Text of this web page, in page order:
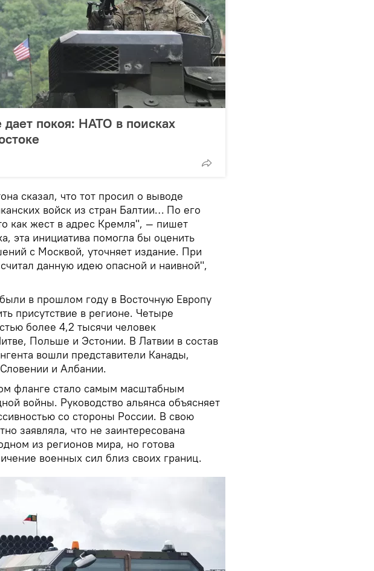
дает покоя: НАТО в поисках
сказал, что тот просил о выводе
войск из стран Балтии… По его
как жест в адрес Кремля", — пишет
эта инициатива помогла бы оценить
с Москвой, уточняет издание. При
данную идею опасной и наивной",
в прошлом году в Восточную Европу
присутствие в регионе. Четыре
более 4,2 тысячи человек
Польше и Эстонии. В Латвии в состав
вошли представители Канады,
и Албании.
фланге стало самым масштабным
войны. Руководство альянса объясняет
со стороны России. В свою
заявляла, что не заинтересована
из регионов мира, но готова
военных сил близ своих границ.